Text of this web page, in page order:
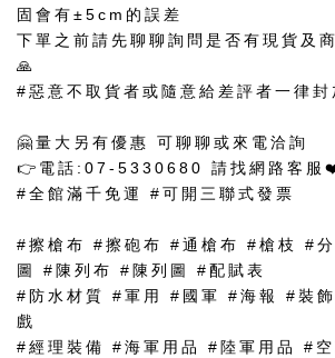
固會有±5cm的誤差
下單之前請先聊聊詢問是否有現貨及
🙏
#惡意不取貨者或隨意給差評者一律封
🤗量大另有優惠 可聊聊或來電洽詢
👉電話:07-5330680 請找網路客
#全館滿千免運 #可開三聯式發票
#擦槍布 #擦砲布 #通槍布 #槍枝 #
圖 #陳列布 #陳列圖 #配賦表
#防水材質 #軍用 #國軍 #海報 #裝
戲
#經理裝備 #海軍用品 #陸軍用品 #